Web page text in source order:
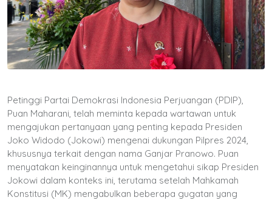
Petinggi Partai Demokrasi Indonesia Perjuangan (PDIP),
Puan Maharani, telah meminta kepada wartawan untuk
mengajukan pertanyaan yang penting kepada Presiden
Joko Widodo (Jokowi) mengenai dukungan Pilpres 2024,
khususnya terkait dengan nama Ganjar Pranowo. Puan
menyatakan keinginannya untuk mengetahui sikap Presiden
Jokowi dalam konteks ini, terutama setelah Mahkamah
Konstitusi (MK) mengabulkan beberapa gugatan yang